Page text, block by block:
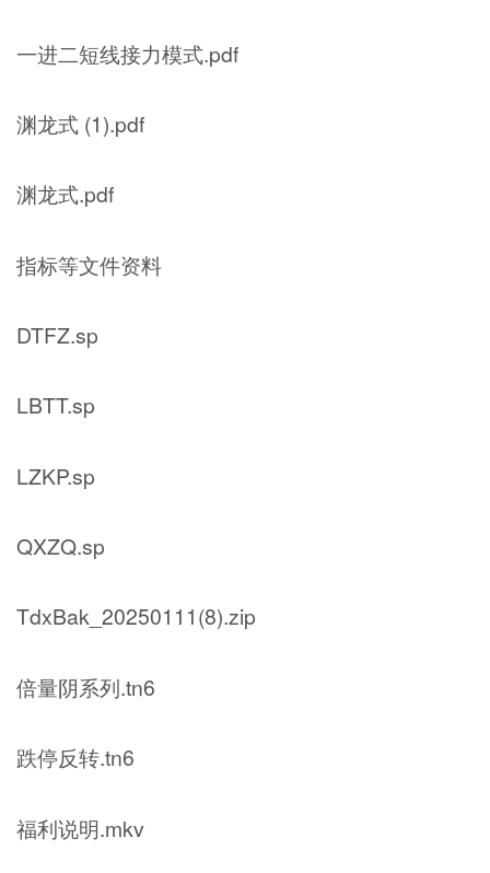
一进二短线接力模式.pdf
渊龙式 (1).pdf
渊龙式.pdf
指标等文件资料
DTFZ.sp
LBTT.sp
LZKP.sp
QXZQ.sp
TdxBak_20250111(8).zip
倍量阴系列.tn6
跌停反转.tn6
福利说明.mkv